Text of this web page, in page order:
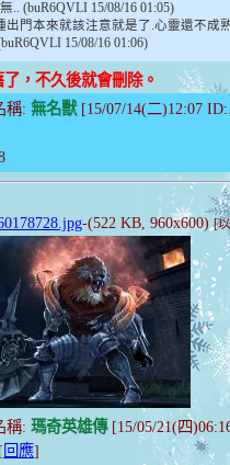
.. (buR6QVLI 15/08/16 01:05)
出門本來就該注意就是了.心靈還不成
15/08/16 01:06)
，不久後就會刪除。
稱: 無名獸[15/07/14(二)12:07
-(522 KB, 960x600)[
稱: 瑪奇英雄傳[15/05/21(四
[ 回應]